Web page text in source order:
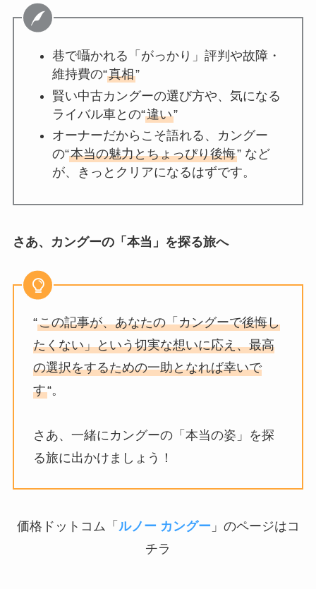
巷で囁かれる「がっかり」評判や故障・
維持費の“真相”
賢い中古カングーの選び方や、気になる
ライバル車との“違い”
オーナーだからこそ語れる、カングー
の“本当の魅力とちょっぴり後悔” など
が、きっとクリアになるはずです。
さあ、カングーの「本当」を探る旅へ
“この記事が、あなたの「カングーで後悔し
たくない」という切実な想いに応え、最高
の選択をするための一助となれば幸いで
す“。
さあ、一緒にカングーの「本当の姿」を探
る旅に出かけましょう！
価格ドットコム「 ルノー カングー 」のページはコ
チラ